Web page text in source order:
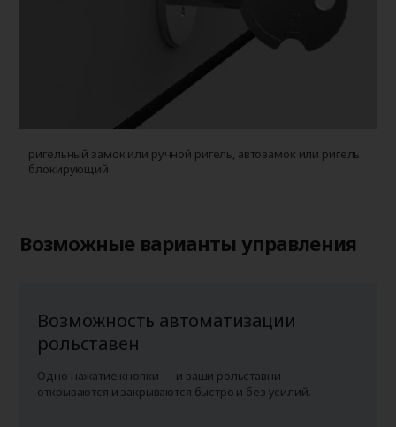
ригельный замок или ручной ригель, автозамок или ригель
блокирующий
Возможные варианты управления
Возможность автоматизации
рольставен
Одно нажатие кнопки — и ваши рольставни
открываются и закрываются быстро и без усилий.